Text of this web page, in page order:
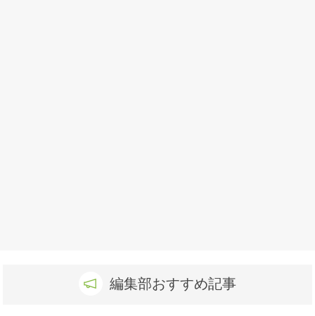
編集部おすすめ記事